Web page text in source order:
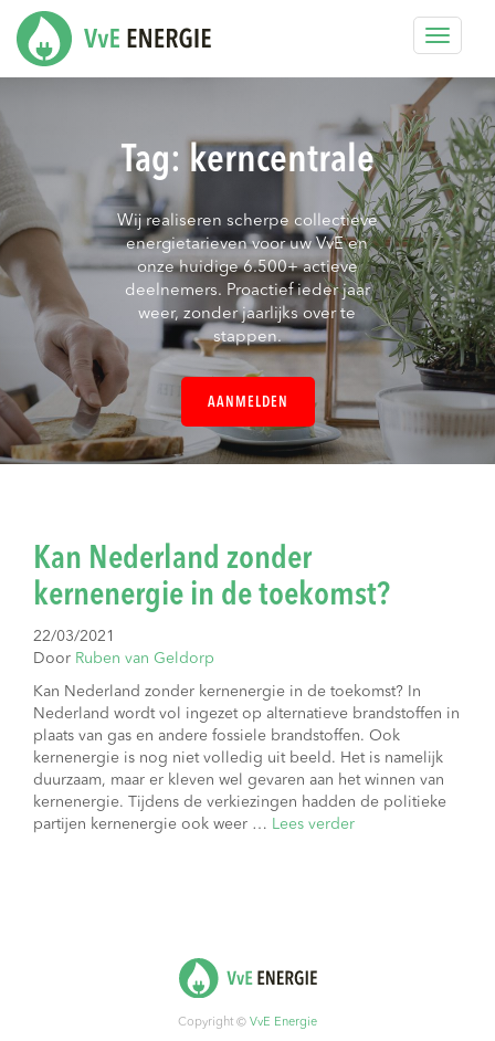
Toggle
Tag: kerncentrale
Wij realiseren scherpe collectieve
energietarieven voor uw VvE en
onze huidige 6.500+ actieve
deelnemers. Proactief ieder jaar
weer, zonder jaarlijks over te
stappen.
AANMELDEN
Kan Nederland zonder
kernenergie in de toekomst?
22/03/2021
Door Ruben van Geldorp
Kan Nederland zonder kernenergie in de toekomst? In
Nederland wordt vol ingezet op alternatieve brandstoffen in
plaats van gas en andere fossiele brandstoffen. Ook
kernenergie is nog niet volledig uit beeld. Het is namelijk
duurzaam, maar er kleven wel gevaren aan het winnen van
kernenergie. Tijdens de verkiezingen hadden de politieke
partijen kernenergie ook weer … Lees verder
Copyright © VvE Energie